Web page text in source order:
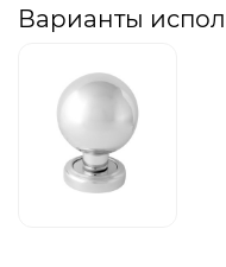
Варианты